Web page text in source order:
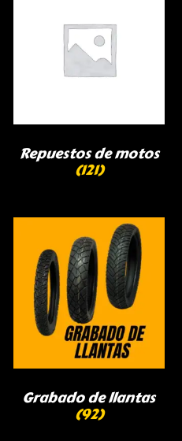
Repuestos de motos
(121)
Grabado de llantas
(92)